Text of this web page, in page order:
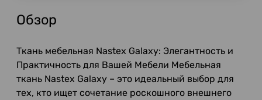
Обзор
Ткань мебельная Nastex Galaxy: Элегантность и
Практичность для Вашей Мебели Мебельная
ткань Nastex Galaxy – это идеальный выбор для
тех, кто ищет сочетание роскошного внешнего